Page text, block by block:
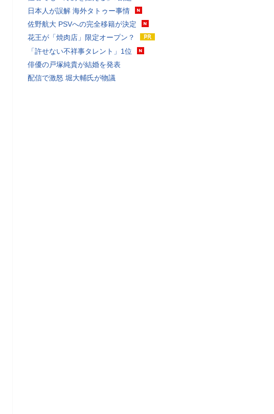
日本人が誤解 海外タトゥー事情
佐野航大 PSVへの完全移籍が決定
花王が「焼肉店」限定オープン？
「許せない不祥事タレント」1位
俳優の戸塚純貴が結婚を発表
配信で激怒 堀大輔氏が物議